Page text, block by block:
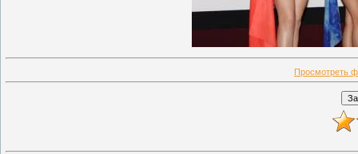
Просмотреть